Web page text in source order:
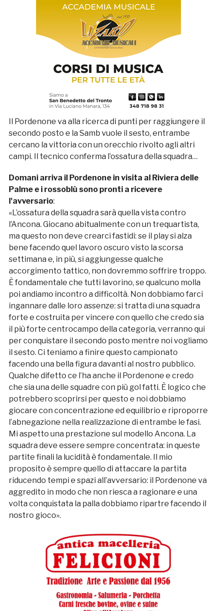
Il Pordenone va alla ricerca di punti per raggiungere il
secondo posto e la Samb vuole il sesto, entrambe
cercano la vittoria con un orecchio rivolto agli altri
campi. Il tecnico conferma l’ossatura della squadra…
Domani arriva il Pordenone in visita al Riviera delle
Palme e i rossoblù sono pronti a ricevere
l'avversario:
«L’ossatura della squadra sarà quella vista contro
l’Ancona. Giocano abitualmente con un trequartista,
ma questo non deve crearci fastidi: se il play si alza
bene facendo quel lavoro oscuro visto la scorsa
settimana e, in più, si aggiungesse qualche
accorgimento tattico, non dovremmo soffrire troppo.
È fondamentale che tutti lavorino, se qualcuno molla
poi andiamo incontro a difficoltà. Non dobbiamo farci
ingannare dalle loro assenze: si tratta di una squadra
forte e costruita per vincere con quello che credo sia
il più forte centrocampo della categoria, verranno qui
per conquistare il secondo posto mentre noi vogliamo
il sesto. Ci teniamo a finire questo campionato
facendo una bella figura davanti al nostro pubblico.
Qualche difetto ce l’ha anche il Pordenone e credo
che sia una delle squadre con più gol fatti. È logico che
potrebbero scoprirsi per questo e noi dobbiamo
giocare con concentrazione ed equilibrio e riproporre
l’abnegazione nella realizzazione di entrambe le fasi.
Mi aspetto una prestazione sul modello Ancona. La
squadra deve essere sempre concentrata: in queste
partite finali la lucidità è fondamentale. Il mio
proposito è sempre quello di attaccare la partita
riducendo tempi e spazi all’avversario: il Pordenone va
aggredito in modo che non riesca a ragionare e una
volta conquistata la palla dobbiamo ripartre facendo il
nostro gioco».